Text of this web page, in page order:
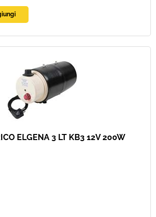
ELGENA 3 LT KB3 12V 200W